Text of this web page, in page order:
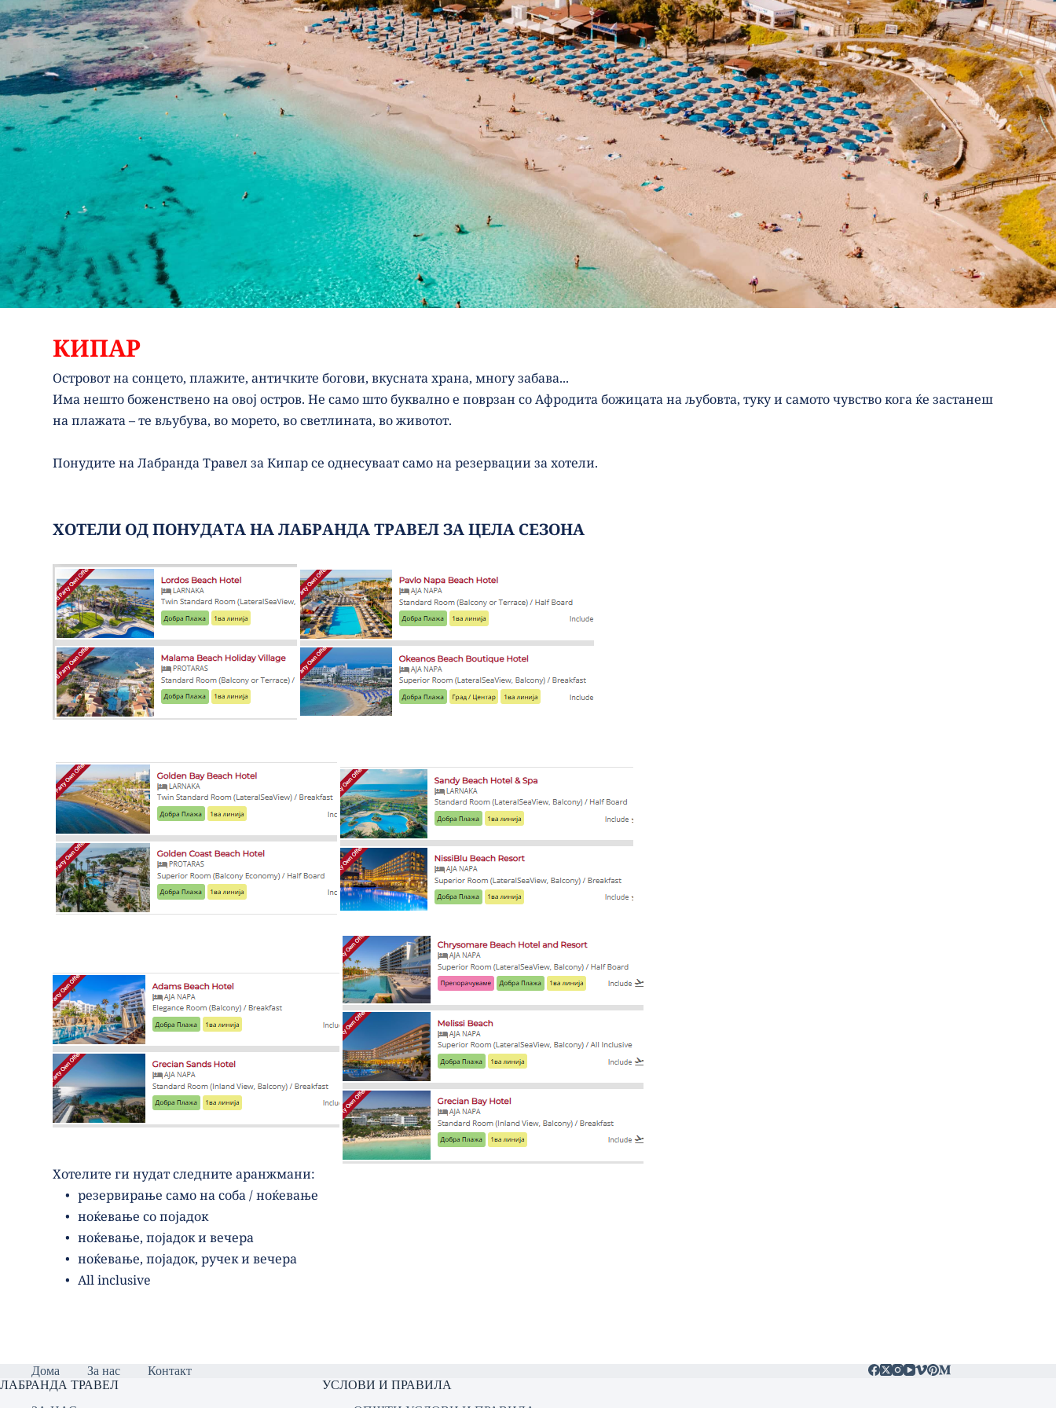
КИПАР
Островот на сонцето, плажите, античките богови, вкусната храна, многу забава...
Има нешто боженствено на овој остров. Не само што буквално е поврзан со Афродита божицата на љубовта, туку и самото чувство кога ќе застанеш
на плажата – те вљубува, во морето, во светлината, во животот.
Понудите на Лабранда Травел за Кипар се однесуваат само на резервации за хотели.
ХОТЕЛИ ОД ПОНУДАТА НА ЛАБРАНДА ТРАВЕЛ ЗА ЦЕЛА СЕЗОНА
Хотелите ги нудат следните аранжмани:
резервирање само на соба / ноќевање
ноќевање со појадок
ноќевање, појадок и вечера
ноќевање, појадок, ручек и вечера
All inclusive
Дома За нас
Контакт
ЛАБРАНДА ТРАВЕЛ
УСЛОВИ И ПРАВИЛА